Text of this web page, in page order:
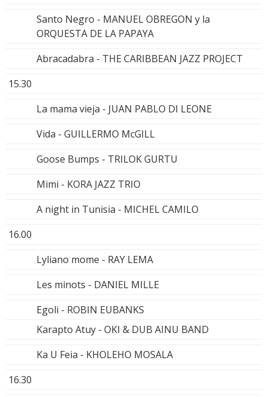
Santo Negro - MANUEL OBREGON y la
ORQUESTA DE LA PAPAYA
Abracadabra - THE CARIBBEAN JAZZ PROJECT
15.30
La mama vieja - JUAN PABLO DI LEONE
Vida - GUILLERMO McGILL
Goose Bumps - TRILOK GURTU
Mimi - KORA JAZZ TRIO
A night in Tunisia - MICHEL CAMILO
16.00
Lyliano mome - RAY LEMA
Les minots - DANIEL MILLE
Egoli - ROBIN EUBANKS
Karapto Atuy - OKI & DUB AINU BAND
Ka U Feia - KHOLEHO MOSALA
16.30